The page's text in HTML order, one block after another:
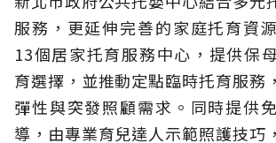
服務，更延伸完善的家庭托育資
13個居家托育服務中心，提供保
育選擇，並推動定點臨時托育服務
彈性與突發照顧需求。同時提供
導，由專業育兒達人示範照護技巧